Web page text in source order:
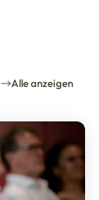
Alle anzeigen